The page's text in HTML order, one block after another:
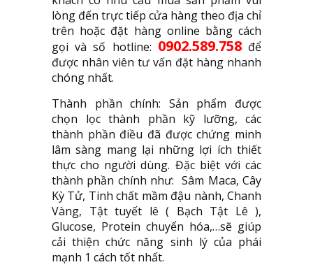
lòng đến trực tiếp cửa hàng theo địa chỉ
trên hoặc đặt hàng online bằng cách
gọi và số hotline: 0902.589.758để
được nhân viên tư vấn đặt hàng nhanh
chóng nhất.
Thành phần chính: Sản phẩm được
chọn lọc thành phần kỹ lưỡng, các
thành phần điều đã được chứng minh
lâm sàng mang lại những lợi ích thiết
thực cho người dùng. Đặc biệt với các
thành phần chính như: Sâm Maca, Cây
Kỳ Tử, Tinh chất mầm đậu nành, Chanh
Vàng, Tật tuyết lê ( Bạch Tật Lê ),
Glucose, Protein chuyển hóa,…sẽ giúp
cải thiện chức năng sinh lý của phái
mạnh 1 cách tốt nhất.